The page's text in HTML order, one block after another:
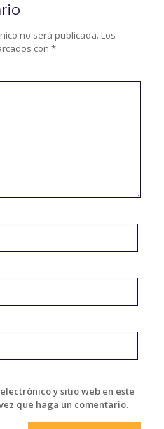
no será publicada. Los
con *
y sitio web en este
que haga un comentario.